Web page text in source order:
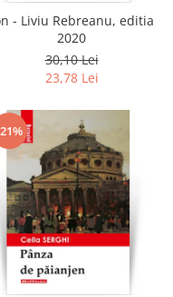
- Liviu Rebreanu, editia
2020
30,10 Lei
23,78 Lei